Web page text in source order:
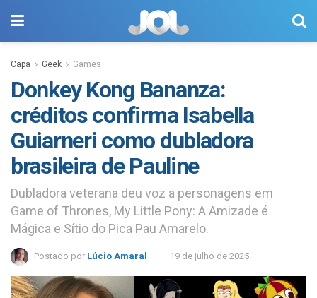
Capa Geek Games
Donkey Kong Bananza:
créditos confirma Isabella
Guiarneri como dubladora
brasileira de Pauline
Dubladora veterana deu voz a personagens em
Game of Thrones, My Little Pony: A Amizade é
Mágica e Sítio do Pica Pau Amarelo.
Postado por Lúcio Amaral 19 de julho de 2025